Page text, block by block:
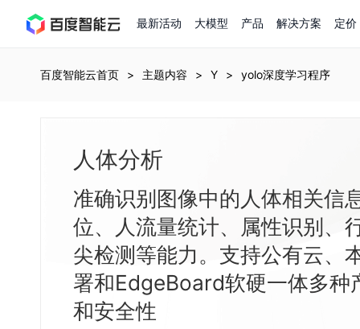
最新活动 大模型 产品 解决方案 定价
查看全部活动
云服务器2核4G低至39元/年
免费试用体验馆
注册并完成实名认证，立即体验热门产品
人工智能热销榜
新购1元，AI能力引擎量包低至75折
企业数字员工9.9
企业专享权益
权益礼包至高可
云推广大使限
进入千帆大模型平台
百度千帆
以Agent为核心的一站式企业级大模型服务平台
文心大模型
ERNIE 5.1
搜索能力登顶国内，预训练成本仅为业界6%
DeepSeek-V4
ERNIE 4.5 Turbo
百度智能云全部产品
智能应用
文字识别
语言与知识
一键部署DuClaw，零门
云服务器 BCC
安全稳定，提供高弹性
百度网盘企业版
全部解决方案
通用解决方案
解决方案实践 10分钟快速部署
快速搭建与AI
了解定价
自由搭配产品组合，轻松预估成本
文档与社区
百度千帆·大模型服务及Agent开发平台
数字员工-营销内容创作
数字员工-组件开放平台
SDK中心
API平台
示例代码中心
了解合作伙伴体系
我们的伙伴体系
查询合作伙伴
优秀伙伴展示
精品案例展示
AI原生应用商店
解决方案销售伙伴
技术合作伙伴
服务伙伴
进入服务与支持
提供常见使用问题快速解决通道
提供常见使用问题快速解决通道
7 × 24 小时在线提供服务
提供常见使用问题快速解决通道
云专家服务
一对一定制化支持服务
企业支持计划
云智一体3.0
开启「万物一体」新纪元
文心 Moment 大会
文心大模型 5.0 正式版上线
联合央视聚焦企业数字化转型
智能中国 | 标杆案例
云智一体赋能千行百业
百度智能云首页 主题内容 Y yolo深度学习程序
人体分析
准确识别图像中的人体相关信
位、人流量统计、属性识别、
尖检测等能力。支持公有云、
署和EdgeBoard软硬一体多种
和安全性